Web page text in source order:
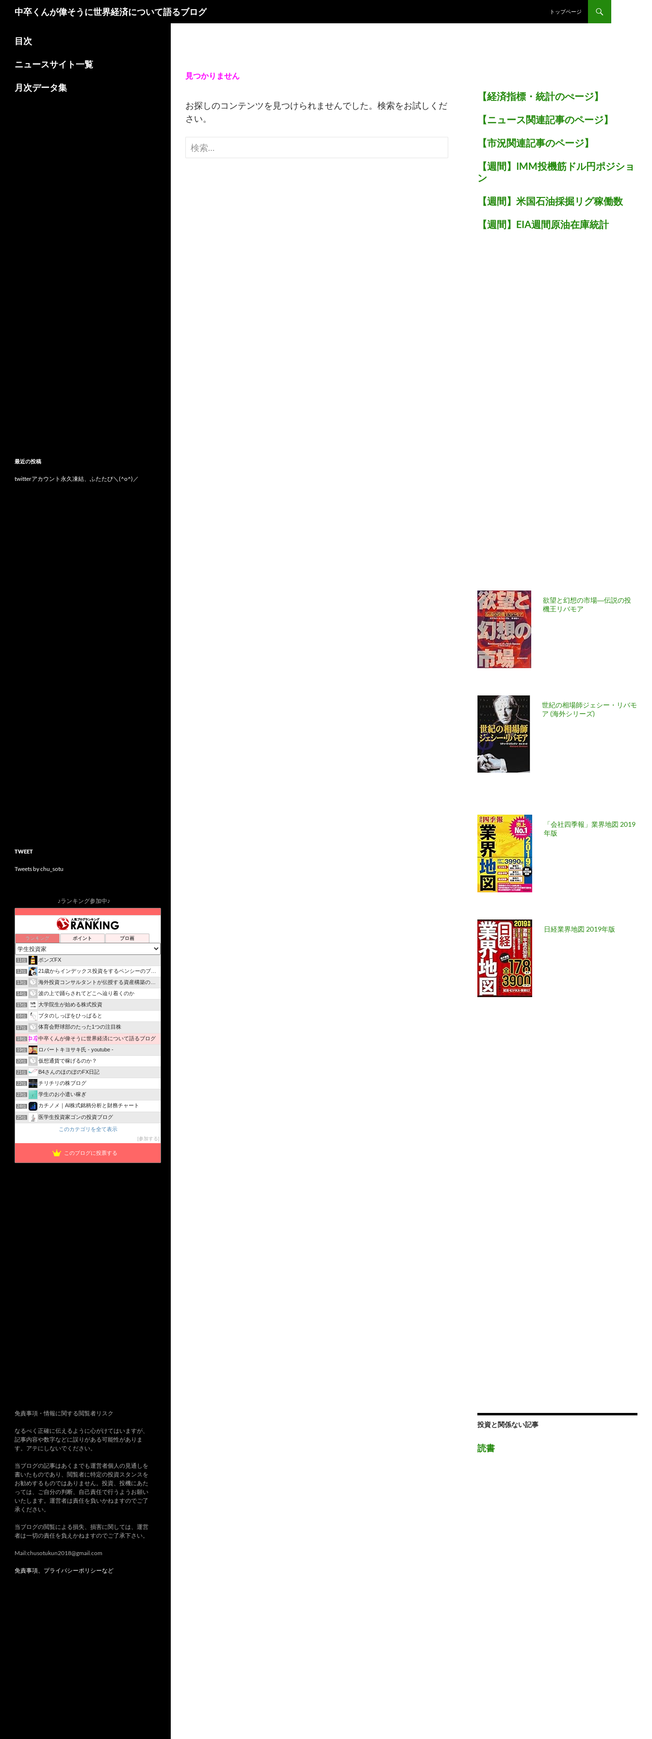
中卒くんが偉そうに世界経済について語るブログ トップページ
見つかりません
お探しのコンテンツを見つけられませんでした。検索をお試しくだ
さい。
検
索:
【経済指標・統計のぺージ】
【ニュース関連記事のページ】
【市況関連記事のページ】
【週間】IMM投機筋ドル円ポジショ
ン
【週間】米国石油採掘リグ稼働数
【週間】EIA週間原油在庫統計
欲望と幻想の市場―伝説の投
機王リバモア
世紀の相場師ジェシー・リバモ
ア (海外シリーズ)
「会社四季報」業界地図 2019
年版
日経業界地図 2019年版
投資と関係ない記事
読書
目次
ニュースサイト一覧
月次データ集
最近の投稿
twitterアカウント永久凍結、ふたたび＼(^o^)／
TWEET
Tweets by chu_sotu
♪ランキング参加中♪
ランキング ポイント ブロ画
11位 ポンズFX
12位 21歳からインデックス投資をするペンシーのブログ
13位 海外投資コンサルタントが伝授する資産構築の方法
14位 波の上で踊らされてどこへ辿り着くのか
15位 大学院生が始める株式投資
16位 ブタのしっぽをひっぱると
17位 体育会野球部のたった1つの注目株
18位 中卒くんが偉そうに世界経済について語るブログ
19位 ロバートキヨサキ氏 - youtube -
20位 仮想通貨で稼げるのか？
21位 B4さんのほのぼのFX日記
22位 チリチリの株ブログ
23位 学生のお小遣い稼ぎ
24位 カチノメ｜AI株式銘柄分析と財務チャート
25位 医学生投資家ゴンの投資ブログ
このカテゴリを全て表示
参加する
このブログに投票する
免責事項・情報に関する閲覧者リスク
なるべく正確に伝えるように心がけてはいますが、
記事内容や数字などに誤りがある可能性がありま
す。アテにしないでください。
当ブログの記事はあくまでも運営者個人の見通しを
書いたものであり、閲覧者に特定の投資スタンスを
お勧めするものではありません。投資、投機にあた
っては、ご自分の判断、自己責任で行うようお願い
いたします。運営者は責任を負いかねますのでご了
承ください。
当ブログの閲覧による損失、損害に関しては、運営
者は一切の責任を負えかねますのでご了承下さい。
Mail:chusotukun2018@gmail.com
免責事項、プライバシーポリシーなど